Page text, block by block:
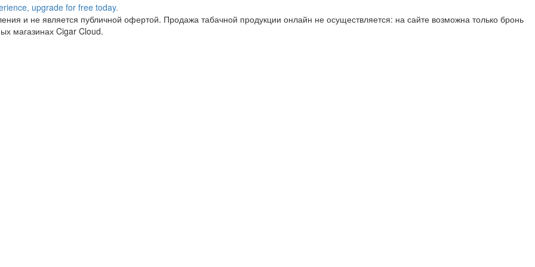
и не является публичной офертой. Продажа табачной продукции онлайн не осуществляется: на сайте возможна только бронь
магазинах Cigar Cloud.